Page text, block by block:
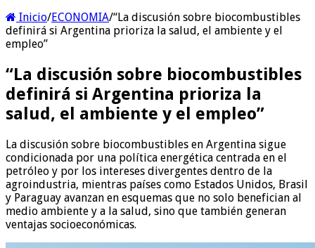
Inicio/ECONOMIA/“La discusión sobre biocombustibles
definirá si Argentina prioriza la salud, el ambiente y el
empleo”
“La discusión sobre biocombustibles
definirá si Argentina prioriza la
salud, el ambiente y el empleo”
La discusión sobre biocombustibles en Argentina sigue
condicionada por una política energética centrada en el
petróleo y por los intereses divergentes dentro de la
agroindustria, mientras países como Estados Unidos, Brasil
y Paraguay avanzan en esquemas que no solo benefician al
medio ambiente y a la salud, sino que también generan
ventajas socioeconómicas.